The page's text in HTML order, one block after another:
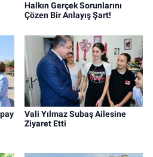
Halkın Gerçek Sorunlarını
Çözen Bir Anlayış Şart!
Vali Yılmaz Subaş Ailesine
Ziyaret Etti